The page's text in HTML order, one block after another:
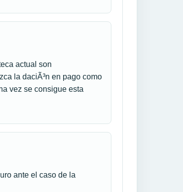
actual son
la daciÃ³n en pago como
vez se consigue esta
ante el caso de la